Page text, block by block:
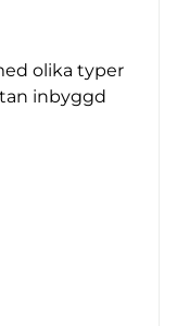
olika typer
inbyggd